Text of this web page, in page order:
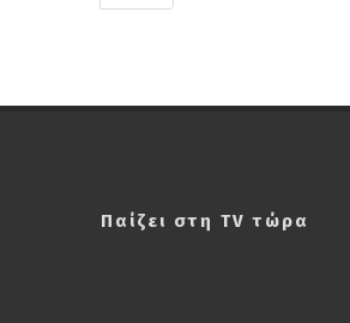
Παίζει στη TV τώρα